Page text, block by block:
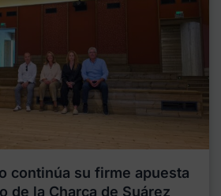
continúa su firme apuesta
de la Charca de Suárez